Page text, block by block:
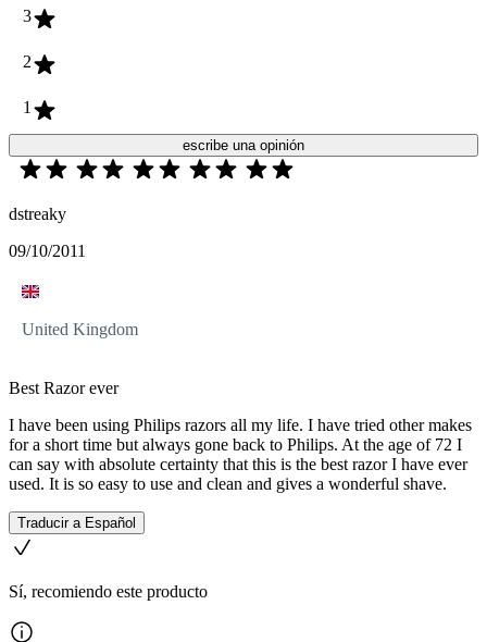
3
2
1
escribe una opinión
dstreaky
09/10/2011
United Kingdom
Best Razor ever
I have been using Philips razors all my life. I have tried other makes
for a short time but always gone back to Philips. At the age of 72 I
can say with absolute certainty that this is the best razor I have ever
used. It is so easy to use and clean and gives a wonderful shave.
Traducir a Español
Sí, recomiendo este producto